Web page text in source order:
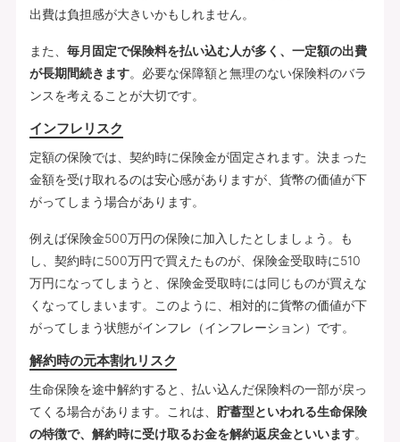
出費は負担感が大きいかもしれません。
また、 毎月固定で保険料を払い込む人が多く、一定額の出費
が長期間続きます。必要な保障額と無理のない保険料のバラ
ンスを考えることが大切です。
インフレリスク
定額の保険では、契約時に保険金が固定されます。決まった
金額を受け取れるのは安心感がありますが、貨幣の価値が下
がってしまう場合があります。
例えば保険金500万円の保険に加入したとしましょう。も
し、契約時に500万円で買えたものが、保険金受取時に510
万円になってしまうと、保険金受取時には同じものが買えな
くなってしまいます。このように、相対的に貨幣の価値が下
がってしまう状態がインフレ（インフレーション）です。
解約時の元本割れリスク
生命保険を途中解約すると、払い込んだ保険料の一部が戻っ
てくる場合があります。これは、 貯蓄型といわれる生命保険
の特徴で、解約時に受け取るお金を解約返戻金といいます。